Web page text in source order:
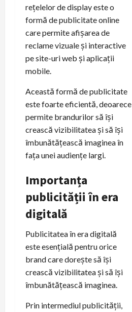
rețelelor de display este o
formă de publicitate online
care permite afișarea de
reclame vizuale și interactive
pe site-uri web și aplicații
mobile.
Această formă de publicitate
este foarte eficientă, deoarece
permite brandurilor să își
crească vizibilitatea și să își
îmbunătățească imaginea în
fața unei audiențe largi.
Importanța
publicității în era
digitală
Publicitatea în era digitală
este esențială pentru orice
brand care dorește să își
crească vizibilitatea și să își
îmbunătățească imaginea.
Prin intermediul publicității,